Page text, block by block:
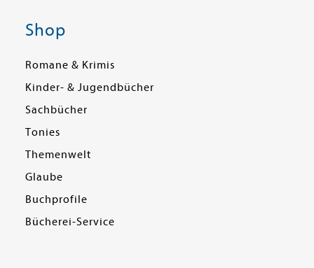
Shop
Romane & Krimis
Kinder- & Jugendbücher
Sachbücher
Tonies
Themenwelt
Glaube
Buchprofile
Bücherei-Service